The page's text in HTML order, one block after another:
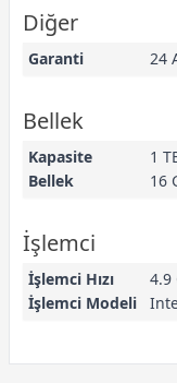
Diğer
Garanti 24
Bellek
Kapasite
1
Bellek
16
İşlemci
İşlemci Hızı
4.9
İşlemci Modeli